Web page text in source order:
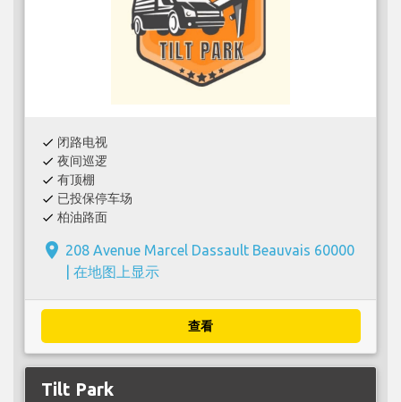
check 闭路电视
check 夜间巡逻
check 有顶棚
check 已投保停车场
check 柏油路面
place 208 Avenue Marcel Dassault Beauvais 60000
在地图上显示
查看
Tilt Park